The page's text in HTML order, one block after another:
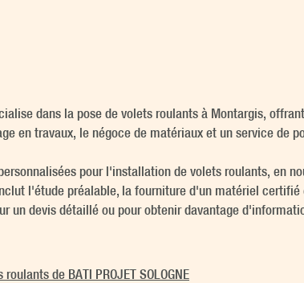
dans la pose de volets roulants à Montargis,
en travaux, le négoce de matériaux et un service de
pour l'installation de volets roulants, en
l'étude préalable, la fourniture d'un matériel
un devis détaillé ou pour obtenir davantage
de BATI PROJET SOLOGNE